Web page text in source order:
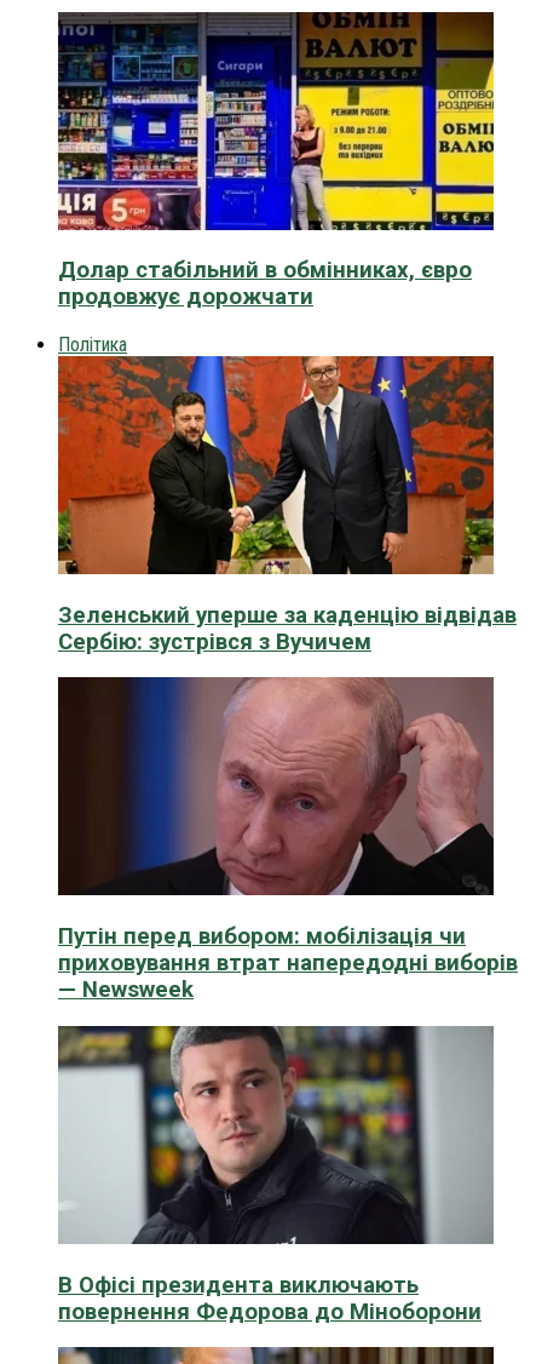
Долар стабільний в обмінниках, євро
продовжує дорожчати
Політика
Зеленський уперше за каденцію відвідав
Сербію: зустрівся з Вучичем
Путін перед вибором: мобілізація чи
приховування втрат напередодні виборів
— Newsweek
В Офісі президента виключають
повернення Федорова до Міноборони